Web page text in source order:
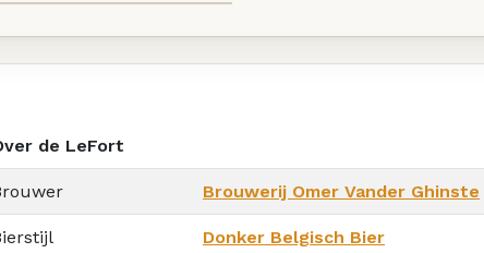
de LeFort
Brouwerij Omer Vander Ghinste
Donker Belgisch Bier